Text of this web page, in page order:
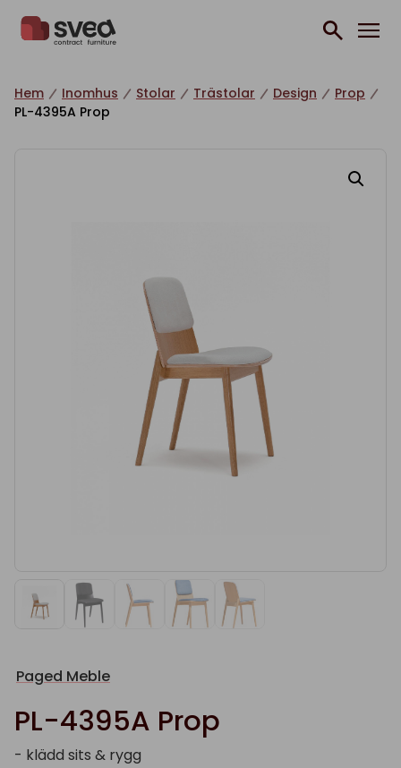
Hem Inomhus Stolar Trästolar Design
Prop
PL-4395A Prop
Paged Meble
PL-4395A Prop
- klädd sits & rygg